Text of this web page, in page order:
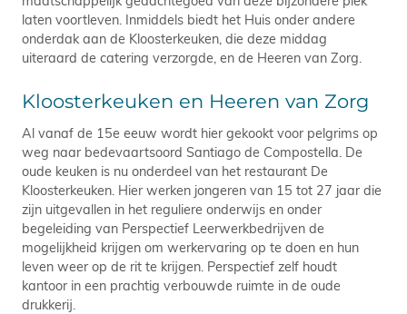
laten voortleven. Inmiddels biedt het Huis onder andere
onderdak aan de Kloosterkeuken, die deze middag
uiteraard de catering verzorgde, en de Heeren van Zorg.
Kloosterkeuken en Heeren van Zorg
Al vanaf de 15e eeuw wordt hier gekookt voor pelgrims op
weg naar bedevaartsoord Santiago de Compostella. De
oude keuken is nu onderdeel van het restaurant De
Kloosterkeuken. Hier werken jongeren van 15 tot 27 jaar die
zijn uitgevallen in het reguliere onderwijs en onder
begeleiding van Perspectief Leerwerkbedrijven de
mogelijkheid krijgen om werkervaring op te doen en hun
leven weer op de rit te krijgen. Perspectief zelf houdt
kantoor in een prachtig verbouwde ruimte in de oude
drukkerij.